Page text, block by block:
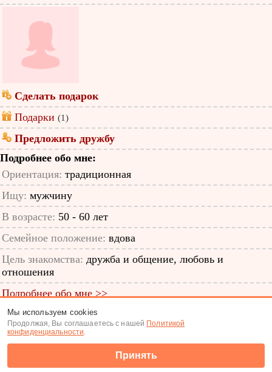
Сделать подарок
Подарки (1)
Предложить дружбу
Подробнее обо мне:
Ориентация: традиционная
Ищу: мужчину
В возрасте: 50 - 60 лет
Семейное положение: вдова
Цель знакомства: дружба и общение, любовь и
отношения
Подробнее обо мне >>
ID анкеты: 53260587
Знакомства|Поиск анкет
Мы используем cookies
Продолжая, Вы соглашаетесь с нашей Политикой
конфиденциальности.
Принять